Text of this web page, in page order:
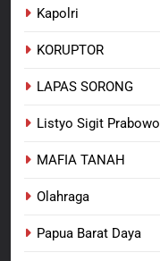
Kapolri
KORUPTOR
LAPAS SORONG
Listyo Sigit Prabowo
MAFIA TANAH
Olahraga
Papua Barat Daya